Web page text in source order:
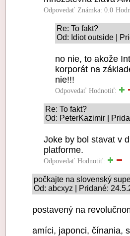
Odpovedať Známka: 0.0
Re: To fakt?
Od: Idiot outside |
no nie, to akože
korporát na
nie!!!
Odpovedať Hodnotiť:
Re: To fakt?
Od: PeterKazimir |
Joke by bol stavat v
platforme.
Odpovedať Hodnotiť:
počkajte na slovenský
Od: abcxyz | Pridané:
postavený na
amíci, japonci, čínania,